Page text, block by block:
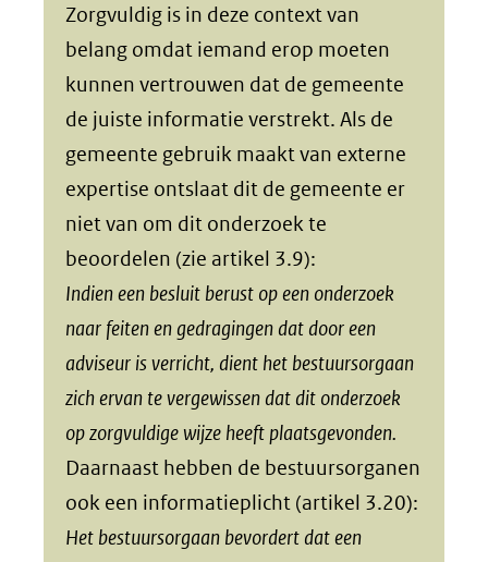
Zorgvuldig is in deze context van
belang omdat iemand erop moeten
kunnen vertrouwen dat de gemeente
de juiste informatie verstrekt. Als de
gemeente gebruik maakt van externe
expertise ontslaat dit de gemeente er
niet van om dit onderzoek te
beoordelen (zie artikel 3.9):
Indien een besluit berust op een onderzoek
naar feiten en gedragingen dat door een
adviseur is verricht, dient het bestuursorgaan
zich ervan te vergewissen dat dit onderzoek
op zorgvuldige wijze heeft plaatsgevonden.
Daarnaast hebben de bestuursorganen
ook een informatieplicht (artikel 3.20):
Het bestuursorgaan bevordert dat een